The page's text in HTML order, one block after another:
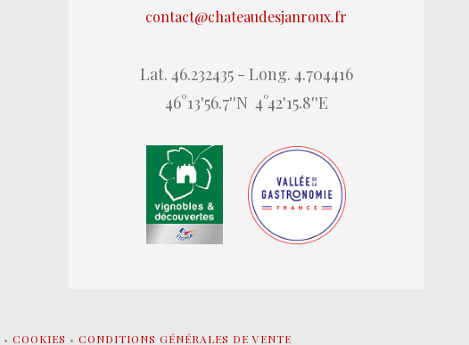
contact@chateaudesjanroux.fr
Lat. 46.232435 - Long. 4.704416
46°13'56.7''N 4°42'15.8''E
• COOKIES • CONDITIONS GÉNÉRALES DE VENTE